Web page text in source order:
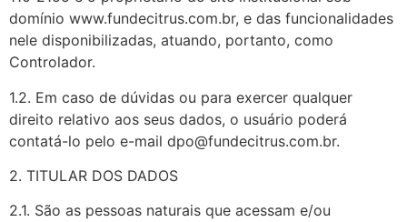
domínio www.fundecitrus.com.br, e das funcionalidades
nele disponibilizadas, atuando, portanto, como
Controlador.
1.2. Em caso de dúvidas ou para exercer qualquer
direito relativo aos seus dados, o usuário poderá
contatá-lo pelo e-mail dpo@fundecitrus.com.br.
2. TITULAR DOS DADOS
2.1. São as pessoas naturais que acessam e/ou